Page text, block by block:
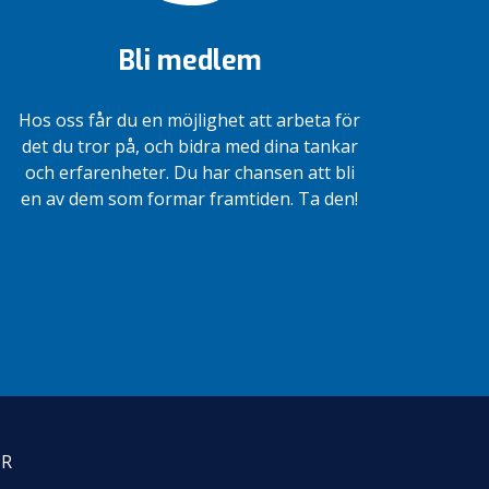
Bli medlem
Hos oss får du en möjlighet att arbeta för
det du tror på, och bidra med dina tankar
och erfarenheter. Du har chansen att bli
en av dem som formar framtiden. Ta den!